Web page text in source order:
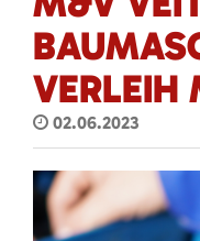
VERLEIH
02.06.2023